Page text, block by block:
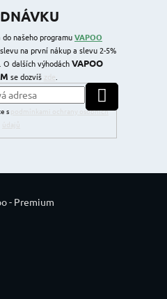
našeho programuVAPOO
na první nákup a slevu 2-5%
dalších výhodáchVAPOO
se dozvíš
s
podmínkami ochrany osobních